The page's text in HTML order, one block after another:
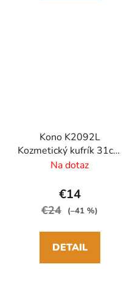
Kono K2092L
Kozmetický kufrík 31cm
Krémový Polypropylen
Na dotaz
€14
€24 (–41 %)
DETAIL